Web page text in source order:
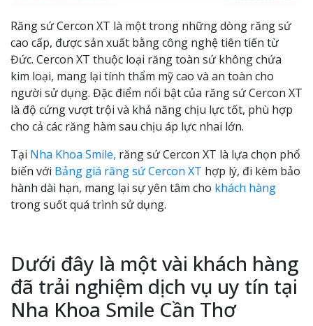
Răng sứ Cercon XT là một trong những dòng răng sứ
cao cấp, được sản xuất bằng công nghệ tiên tiến từ
Đức. Cercon XT thuộc loại răng toàn sứ không chứa
kim loại, mang lại tính thẩm mỹ cao và an toàn cho
người sử dụng. Đặc điểm nổi bật của răng sứ Cercon XT
là độ cứng vượt trội và khả năng chịu lực tốt, phù hợp
cho cả các răng hàm sau chịu áp lực nhai lớn.
Tại Nha Khoa Smile, răng sứ Cercon XT là lựa chọn phổ
biến với Bảng giá răng sứ Cercon XT hợp lý, đi kèm bảo
hành dài hạn, mang lại sự yên tâm cho khách hàng
trong suốt quá trình sử dụng.
Dưới đây là một vài khách hàng
đã trải nghiệm dịch vụ uy tín tại
Nha Khoa Smile Cần Thơ